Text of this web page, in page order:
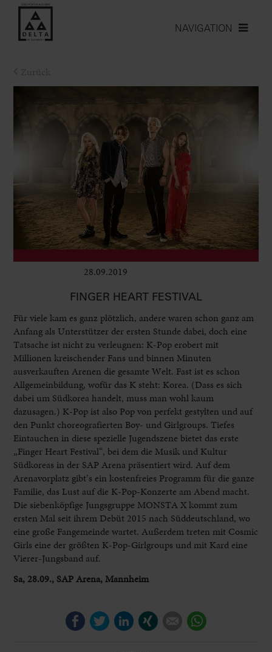
NAVIGATION
28.09.2019
FINGER HEART FESTIVAL
Für viele kam es ganz plötzlich, andere waren schon ganz am
Anfang als Unterstützer der ersten Stunde dabei, doch eine
Tatsache ist nicht zu verleugnen: K-Pop erobert mit
Millionen kreischender Fans und binnen Minuten
ausverkauften Arenen die gesamte Welt. Fast ist es schon
Allgemeinbildung, wofür das K steht: Korea. (Dass es sich
dabei um Südkorea handelt, muss man wohl kaum
dazusagen.) K-Pop ist also Pop von perfekt gestylten und auf
den Punkt choreografierten Boy- und Girlgroups. Tiefes
Eintauchen in diese spezielle Jugendszene bietet das erste
„Finger Heart Festival“, bei dem die Musik und Kultur
Südkoreas in der SAP Arena präsentiert wird. Auf dem
Arenavorplatz gibt’s ein kostenfreies Programm für die ganze
Familie, das Lust auf die K-Pop-Konzerte am Abend macht.
Die siebenköpfige Jungsgruppe MONSTA X kommt zum
ersten Mal seit ihrem Debüt 2015 nach Süddeutschland, wo
eine große Fangemeinde wartet. Außerdem treten mit Cosmic
Girls eine der größten K-Pop-Girlgroups und mit Kard eine
Vierer-Jungsband auf.
Sa, 28.09., SAP Arena, Mannheim
FacebookTwitterLinkedIn E-mail